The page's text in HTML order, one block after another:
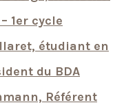
1er cycle
étudiant en
du BDA
Référent